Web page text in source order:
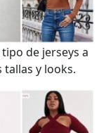
de jerseys a
tallas y looks.